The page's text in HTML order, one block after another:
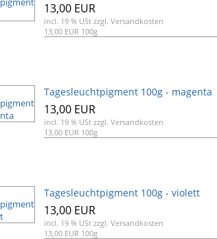
13,00 EUR
incl. 19 % USt zzgl. Versandkosten
13,00 EUR 100g
Tagesleuchtpigment 100g - magenta
13,00 EUR
incl. 19 % USt zzgl. Versandkosten
13,00 EUR 100g
Tagesleuchtpigment 100g - violett
13,00 EUR
incl. 19 % USt zzgl. Versandkosten
13,00 EUR 100g